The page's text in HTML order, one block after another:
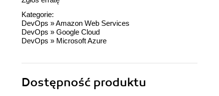
Kategorie:
DevOps »Amazon Web Services
DevOps » Google Cloud
DevOps » Microsoft Azure
Dostępność produktu